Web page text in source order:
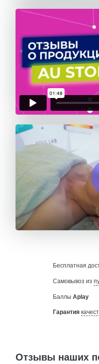
Бесплатная
Самовывоз из
Баллы Aplay
Гарантия
Отзывы наших